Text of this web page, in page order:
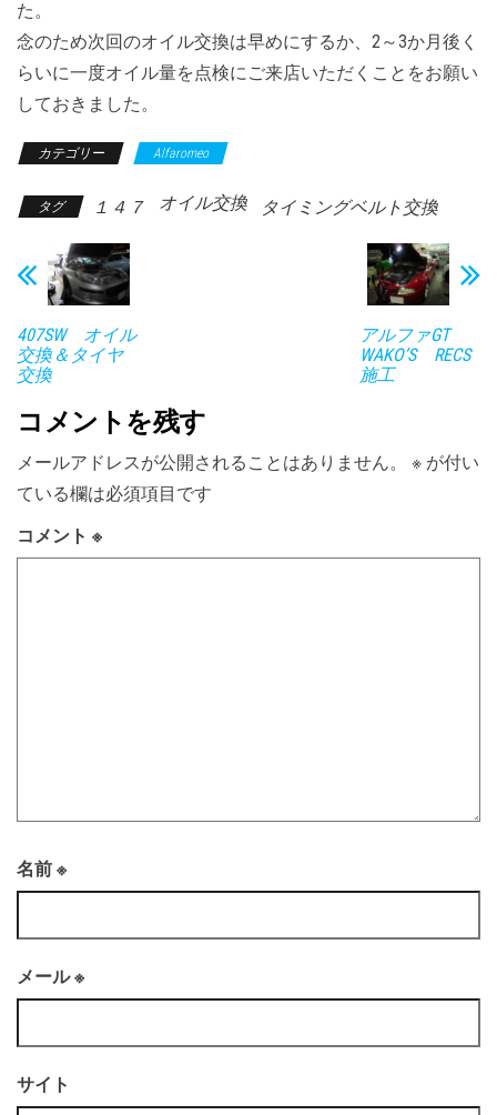
た。
念のため次回のオイル交換は早めにするか、2～3か月後く
らいに一度オイル量を点検にご来店いただくことをお願い
しておきました。
カテゴリー Alfaromeo
タグ １４７ オイル交換 タイミングベルト交換
407SW オイル
交換＆タイヤ
交換
アルファGT
WAKO’S RECS
施工
コメントを残す
メールアドレスが公開されることはありません。 ※ が付い
ている欄は必須項目です
コメント ※
名前 ※
メール※
サイト